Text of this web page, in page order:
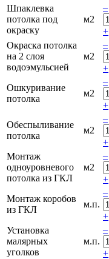
Шпаклевка
потолка под
окраску
м2
–
+
Окраска потолка
на 2 слоя
водоэмульсией
м2
–
+
Ошкуривание
потолка
м2
–
+
Обеспыливание
потолка
м2
–
+
Монтаж
одноуровневого
потолка из ГКЛ
м2
–
+
Монтаж коробов
из ГКЛ
м.п.
–
+
Установка
малярных
уголков
м.п.
–
+